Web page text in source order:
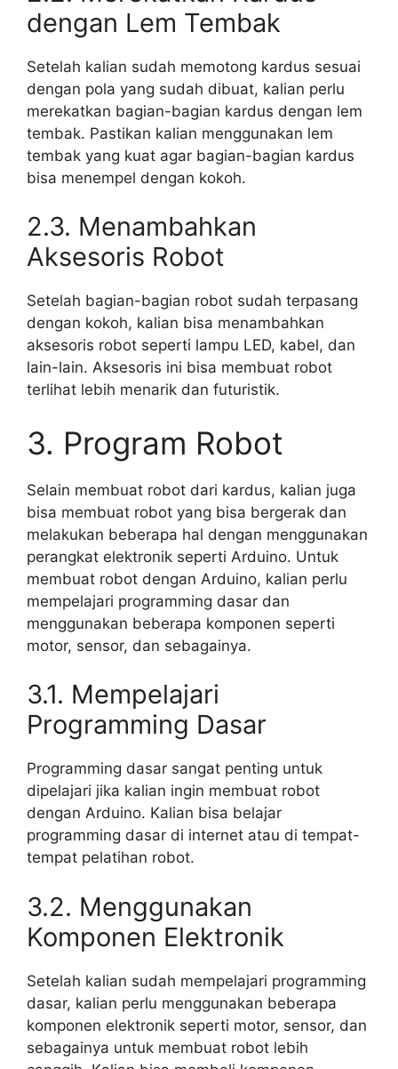
dengan Lem Tembak
Setelah kalian sudah memotong kardus sesuai
dengan pola yang sudah dibuat, kalian perlu
merekatkan bagian-bagian kardus dengan lem
tembak. Pastikan kalian menggunakan lem
tembak yang kuat agar bagian-bagian kardus
bisa menempel dengan kokoh.
2.3. Menambahkan
Aksesoris Robot
Setelah bagian-bagian robot sudah terpasang
dengan kokoh, kalian bisa menambahkan
aksesoris robot seperti lampu LED, kabel, dan
lain-lain. Aksesoris ini bisa membuat robot
terlihat lebih menarik dan futuristik.
3. Program Robot
Selain membuat robot dari kardus, kalian juga
bisa membuat robot yang bisa bergerak dan
melakukan beberapa hal dengan menggunakan
perangkat elektronik seperti Arduino. Untuk
membuat robot dengan Arduino, kalian perlu
mempelajari programming dasar dan
menggunakan beberapa komponen seperti
motor, sensor, dan sebagainya.
3.1. Mempelajari
Programming Dasar
Programming dasar sangat penting untuk
dipelajari jika kalian ingin membuat robot
dengan Arduino. Kalian bisa belajar
programming dasar di internet atau di tempat-
tempat pelatihan robot.
3.2. Menggunakan
Komponen Elektronik
Setelah kalian sudah mempelajari programming
dasar, kalian perlu menggunakan beberapa
komponen elektronik seperti motor, sensor, dan
sebagainya untuk membuat robot lebih